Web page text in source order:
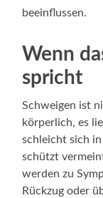
beeinflussen.
Wenn
spricht
Schweigen ist
körperlich, es
schleicht sich
schützt
werden zu
Rückzug oder